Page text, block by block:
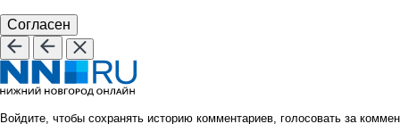
Согласен
Войдите, чтобы сохранять историю комментариев, голосовать за